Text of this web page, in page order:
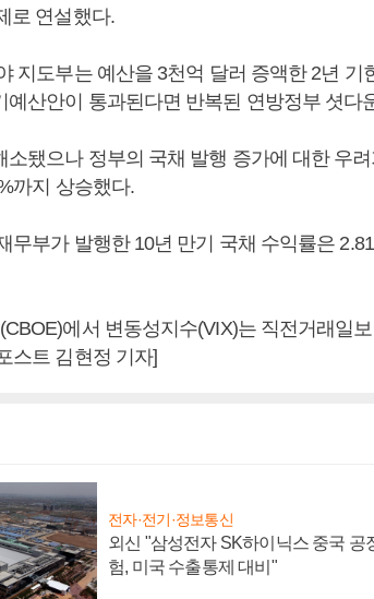
로 연설했다.
지도부는 예산을 3천억 달러 증액한 2년 기
예산안이 통과된다면 반복된 연방정부 셧다
소됐으나 정부의 국채 발행 증가에 대한 우
까지 상승했다.
무부가 발행한 10년 만기 국채 수익률은
에서 변동성지수(VIX)는 직전거래일
스트 김현정 기자]
전자·전기·정보통신
외신 "삼성전자 SK하이닉스 중국 공
험, 미국 수출통제 대비"